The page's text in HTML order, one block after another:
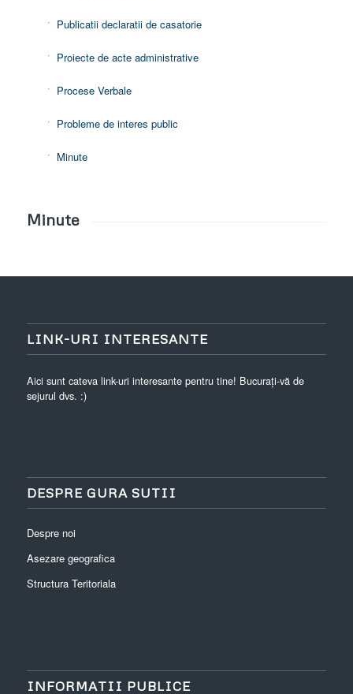
Publicatii declaratii de casatorie
Proiecte de acte administrative
Procese Verbale
Probleme de interes public
Minute
Minute
LINK-URI INTERESANTE
Aici sunt cateva link-uri interesante pentru tine! Bucurați-vă de
sejurul dvs. :)
DESPRE GURA SUTII
Despre noi
Asezare geografica
Structura Teritoriala
INFORMATII PUBLICE